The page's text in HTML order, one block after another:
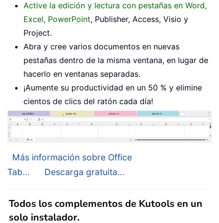
Active la edición y lectura con pestañas en Word,
Excel, PowerPoint, Publisher, Access, Visio y
Project.
Abra y cree varios documentos en nuevas
pestañas dentro de la misma ventana, en lugar de
hacerlo en ventanas separadas.
¡Aumente su productividad en un 50 % y elimine
cientos de clics del ratón cada día!
Más información sobre Office
Tab...
Descarga gratuita...
Todos los complementos de Kutools en un
solo instalador.